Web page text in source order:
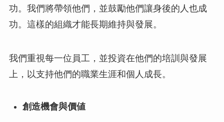
功。我們將帶領他們，並鼓勵他們讓身後的人也成
功。這樣的組織才能長期維持與發展。
我們重視每一位員工，並投資在他們的培訓與發展
上，以支持他們的職業生涯和個人成長。
創造機會與價値